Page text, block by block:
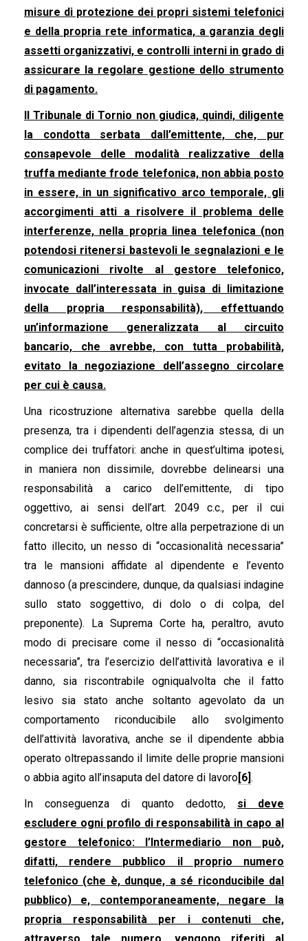
misure di protezione dei propri sistemi telefonici
e della propria rete informatica, a garanzia degli
assetti organizzativi, e controlli interni in grado di
assicurare la regolare gestione dello strumento
di pagamento.
Il Tribunale di Tornio non giudica, quindi, diligente
la condotta serbata dall’emittente, che, pur
consapevole delle modalità realizzative della
truffa mediante frode telefonica, non abbia posto
in essere, in un significativo arco temporale, gli
accorgimenti atti a risolvere il problema delle
interferenze, nella propria linea telefonica (non
potendosi ritenersi bastevoli le segnalazioni e le
comunicazioni rivolte al gestore telefonico,
invocate dall’interessata in guisa di limitazione
della propria responsabilità), effettuando
un’informazione generalizzata al circuito
bancario, che avrebbe, con tutta probabilità,
evitato la negoziazione dell’assegno circolare
per cui è causa.
Una ricostruzione alternativa sarebbe quella della
presenza, tra i dipendenti dell’agenzia stessa, di un
complice dei truffatori: anche in quest’ultima ipotesi,
in maniera non dissimile, dovrebbe delinearsi una
responsabilità a carico dell’emittente, di tipo
oggettivo, ai sensi dell’art. 2049 c.c., per il cui
concretarsi è sufficiente, oltre alla perpetrazione di un
fatto illecito, un nesso di “occasionalità necessaria”
tra le mansioni affidate al dipendente e l’evento
dannoso (a prescindere, dunque, da qualsiasi indagine
sullo stato soggettivo, di dolo o di colpa, del
preponente). La Suprema Corte ha, peraltro, avuto
modo di precisare come il nesso di “occasionalità
necessaria”, tra l’esercizio dell’attività lavorativa e il
danno, sia riscontrabile ogniqualvolta che il fatto
lesivo sia stato anche soltanto agevolato da un
comportamento riconducibile allo svolgimento
dell’attività lavorativa, anche se il dipendente abbia
operato oltrepassando il limite delle proprie mansioni
o abbia agito all’insaputa del datore di lavoro[6].
In conseguenza di quanto dedotto, si deve
escludere ogni profilo di responsabilità in capo al
gestore telefonico: l’Intermediario non può,
difatti, rendere pubblico il proprio numero
telefonico (che è, dunque, a sé riconducibile dal
pubblico) e, contemporaneamente, negare la
propria responsabilità per i contenuti che,